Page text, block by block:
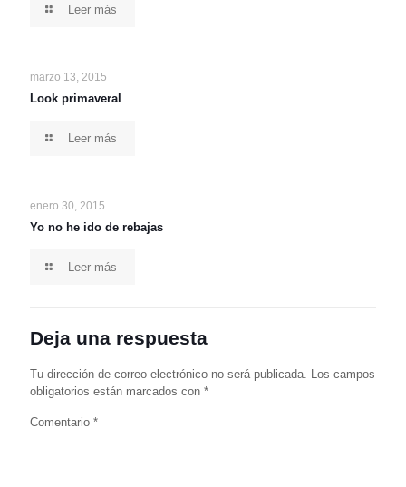
Leer más
marzo 13, 2015
Look primaveral
Leer más
enero 30, 2015
Yo no he ido de rebajas
Leer más
Deja una respuesta
Tu dirección de correo electrónico no será publicada. Los campos
obligatorios están marcados con *
Comentario *